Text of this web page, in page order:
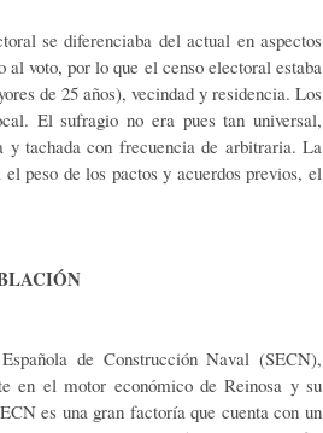
se diferenciaba del actual en aspectos
al voto, por lo que el censo electoral estaba
de 25 años), vecindad y residencia. Los
El sufragio no era pues tan universal,
tachada con frecuencia de arbitraria. La
peso de los pactos y acuerdos previos, el
de Construcción Naval (SECN),
en el motor económico de Reinosa y su
es una gran factoría que cuenta con un